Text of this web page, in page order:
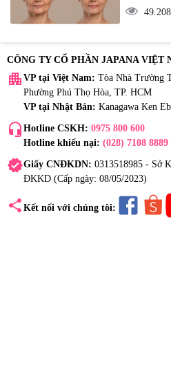
49.208
CÔNG TY CỔ PHẦN JAPANA VIỆT
apartment VP tại Việt Nam: Tòa Nhà Trường
Phường Phú Thọ Hòa, TP. HCM
VP tại Nhật Bản: Kanagawa Ken
headset_mic Hotline CSKH: 0975 800 600
Hotline khiếu nại: (028) 7108 8889
verifiedGiấy CNĐKDN: 0313518985 - Sở
ĐKKD (Cấp ngày: 08/05/2023)
share Kết nối với chúng tôi: